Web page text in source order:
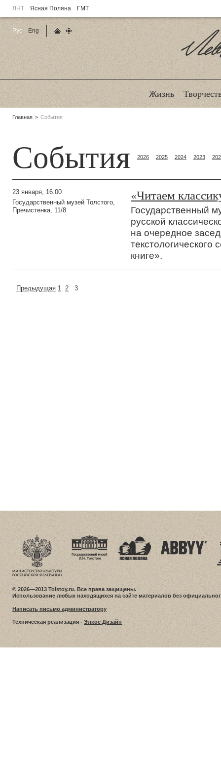
ЛНТ Ясная Поляна ГМТ
Жизнь
Родительские
Главная События
События 2026 2025 2024 2023
23 января, 16.00
Государственный музей Толстого,
Пречистенка, 11/8
«Читаем
Государственный
русской
на очередное
текстологического
книге».
Предыдущая 1 2 3
Рус
Eng
© 2026—2013 Tolstoy.ru. Все права защищены.
Использование любых находящихся на сайте материалов без
Написать письмо администратору
Техническая реализация - Элкос Дизайн